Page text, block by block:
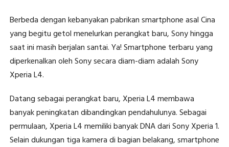
Berbeda dengan kebanyakan pabrikan smartphone asal Cina
yang begitu getol menelurkan perangkat baru, Sony hingga
saat ini masih berjalan santai. Ya! Smartphone terbaru yang
diperkenalkan oleh Sony secara diam-diam adalah Sony
Xperia L4.
Datang sebagai perangkat baru, Xperia L4 membawa
banyak peningkatan dibandingkan pendahulunya. Sebagai
permulaan, Xperia L4 memiliki banyak DNA dari Sony Xperia 1.
Selain dukungan tiga kamera di bagian belakang, smartphone